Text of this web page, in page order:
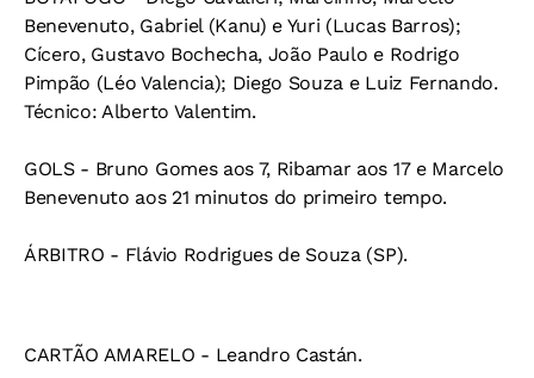
Benevenuto, Gabriel (Kanu) e Yuri (Lucas Barros);
Cícero, Gustavo Bochecha, João Paulo e Rodrigo
Pimpão (Léo Valencia); Diego Souza e Luiz Fernando.
Técnico: Alberto Valentim.
GOLS - Bruno Gomes aos 7, Ribamar aos 17 e Marcelo
Benevenuto aos 21 minutos do primeiro tempo.
ÁRBITRO - Flávio Rodrigues de Souza (SP).
CARTÃO AMARELO - Leandro Castán.